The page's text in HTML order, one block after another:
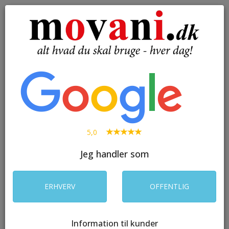
Toggle
5,0
Jeg handler som
ERHVERV OFFENTLIG
Information til kunder